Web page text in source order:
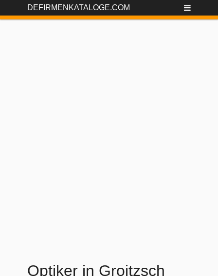
DEFIRMENKATALOGE.COM
Optiker in Groitzsch